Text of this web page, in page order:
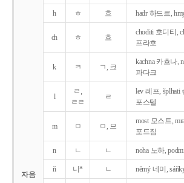
자음
h ㅎ 흐 hadr 하드르,
ch ㅎ 흐
choditi 호디티,
프라흐
k ㅋ ㄱ, 크
kachna 카흐나,
파다크
l
ㄹ,
ㄹㄹ
ㄹ
lev 레프, šplhati
포스텔
m ㅁ ㅁ, 므
most 모스트,
포드짐
n ㄴ ㄴ noha 노하,
ň 니* ㄴ němý 네미,